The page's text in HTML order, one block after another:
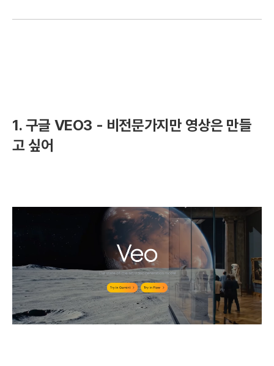
1. 구글 VEO3 - 비전문가지만 영상은 만들
고 싶어